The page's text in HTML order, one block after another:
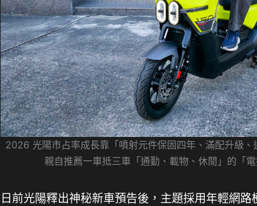
2026 光陽市占率成長靠「噴射元件保固四年、滿配升級
親自推薦一車抵三車「通勤、載物、休閒」的「
日前光陽釋出神秘新車預告後，主題採用年輕網